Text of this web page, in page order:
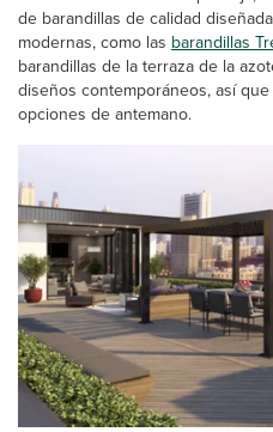
de barandillas de calidad
modernas, como las barandillas
barandillas de la terraza de la
diseños contemporáneos, así
opciones de antemano.